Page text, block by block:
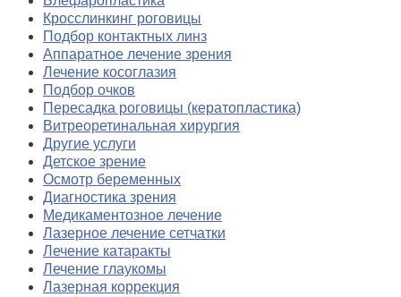
Кросслинкинг роговицы
Подбор контактных линз
Аппаратное лечение зрения
Лечение косоглазия
Подбор очков
Пересадка роговицы (кератопластика)
Витреоретинальная хирургия
Другие услуги
Детское зрение
Осмотр беременных
Диагностика зрения
Медикаментозное лечение
Лазерное лечение сетчатки
Лечение катаракты
Лечение глаукомы
Лазерная коррекция